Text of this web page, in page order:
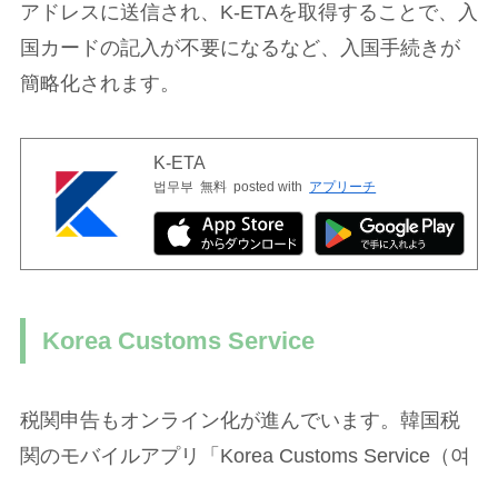
アドレスに送信され、K-ETAを取得することで、入
国カードの記入が不要になるなど、入国手続きが
簡略化されます。
K-ETA
법무부 無料 posted with アプリーチ
Korea Customs Service
税関申告もオンライン化が進んでいます。韓国税
関のモバイルアプリ「Korea Customs Service（여